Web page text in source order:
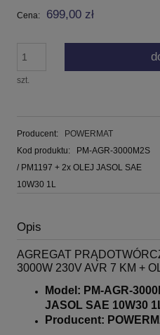
Cena: 699,00 zł
szt.
Producent:
POWERMAT
Kod produktu:
PM-AGR-3000M2S
/ PM1197 + 2x OLEJ JASOL SAE
10W30 1L
Opis
AGREGAT
3000W 230V AVR 7 KM +
Model: PM-AGR-
JASOL SAE 10W30
Producent: